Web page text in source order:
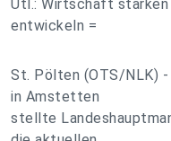
Utl.: Wirtschaft
entwickeln =
St. Pölten (OTS/NLK)
in Amstetten
stellte